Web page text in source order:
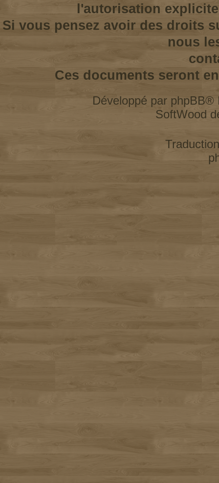
l'autorisation
Si vous pensez avoir des droits
nous
Ces documents seront
Développé par phpBB®
SoftWood